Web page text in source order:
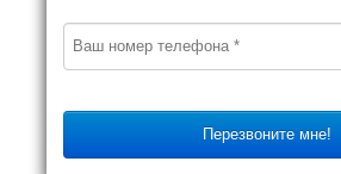
Перезвоните мне!